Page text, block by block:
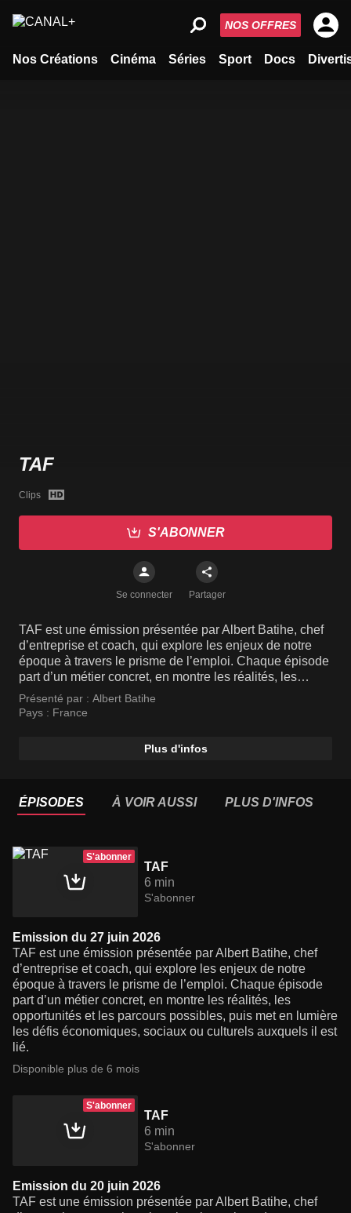
Nos Créations Cinéma Séries Sport Docs
NOS OFFRES
TAF
Clips
S'ABONNER
Se connecter Partager
TAF est une émission présentée par Albert Batihe, chef
d’entreprise et coach, qui explore les enjeux de notre
époque à travers le prisme de l’emploi. Chaque épisode
part d’un métier concret, en montre les réalités, les
opportunités et les parcours possibles, puis met en
lumière les défis économiques, sociaux ou culturels
Présenté par : Albert Batihe
Pays : France
Plus d'infos
ÉPISODES À VOIR AUSSI PLUS D'INFOS
S'abonner
TAF
6 min
S'abonner
Emission du 27 juin 2026
TAF est une émission présentée par Albert Batihe, chef
d’entreprise et coach, qui explore les enjeux de notre
époque à travers le prisme de l’emploi. Chaque épisode
part d’un métier concret, en montre les réalités, les
opportunités et les parcours possibles, puis met en lumière
les défis économiques, sociaux ou culturels auxquels il est
lié.
Disponible plus de 6 mois
S'abonner
TAF
6 min
S'abonner
Emission du 20 juin 2026
TAF est une émission présentée par Albert Batihe, chef